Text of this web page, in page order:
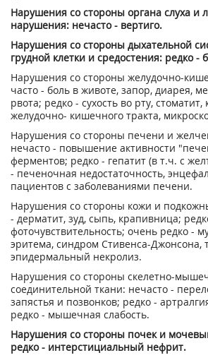
Нарушения со стороны органа слуха и
нарушения: нечасто - вертиго.
Нарушения со стороны дыхательной
грудной клетки и средостения: редко -
Нарушения со стороны желудочно-
часто - боль в животе, запор, диарея,
рвота; редко - сухость во рту, стоматит,
желудочно- кишечного тракта,
Нарушения со стороны печени и
нечасто - повышение активности
ферментов; редко - гепатит (в т.ч. с
- печеночная недостаточность,
пациентов с заболеваниями печени.
Нарушения со стороны кожи и
- дерматит, зуд, сыпь, крапивница;
фоточувствительность; очень редко -
эритема, синдром Стивенса-Джонсона,
эпидермальный некролиз.
Нарушения со стороны скелетно-
соединительной ткани: нечасто -
запястья и позвонков; редко -
редко - мышечная слабость.
Нарушения со стороны почек и
редко - интерстициальный нефрит.